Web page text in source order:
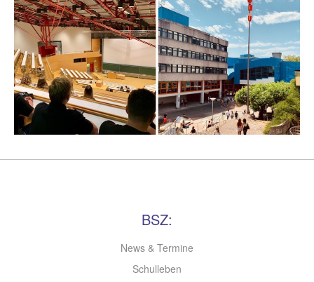
BSZ:
News & Termine
Schulleben